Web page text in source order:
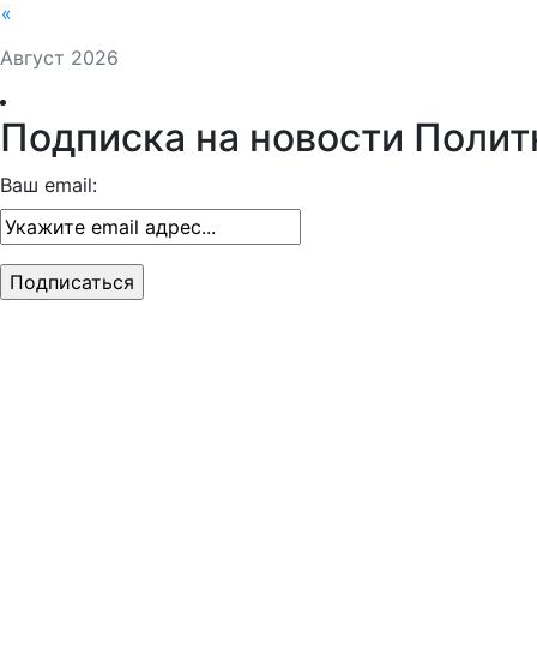
Август 2026
«
Подписка на новости
Ваш email: